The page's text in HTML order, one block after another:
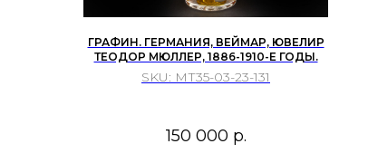
ГРАФИН. ГЕРМАНИЯ, ВЕЙМАР, ЮВЕЛИР
ТЕОДОР МЮЛЛЕР, 1886-1910-Е ГОДЫ.
SKU: МТ35-03-23-131
150 000 р.